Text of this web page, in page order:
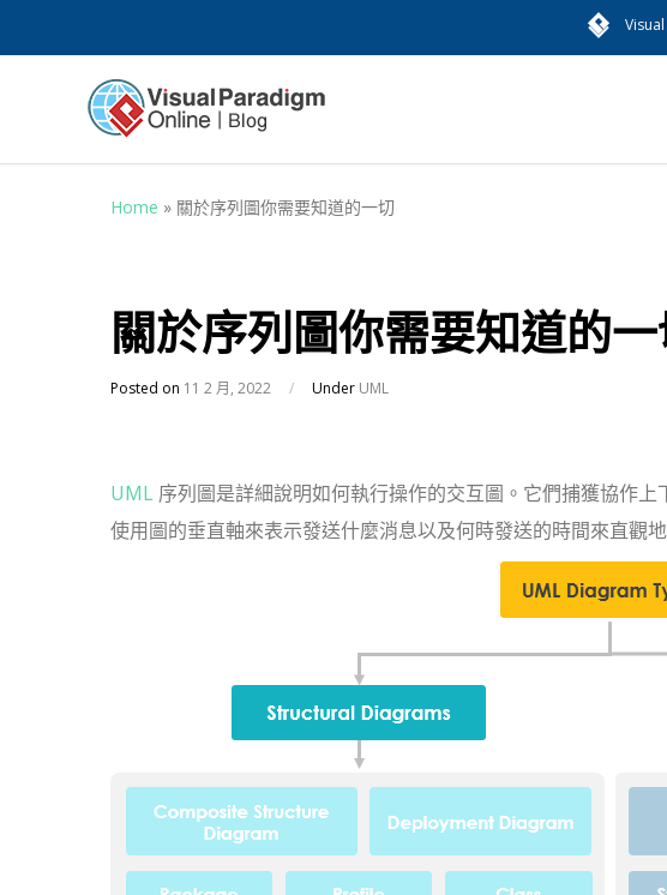
Home » 關於序列圖你需要知道的一切
關於序列圖你需要知道的
Posted on 11 2 月, 2022 / Under UML
UML 序列圖是詳細說明如何執行操作的交互圖。它們捕獲協作
使用圖的垂直軸來表示發送什麼消息以及何時發送的時間來直觀